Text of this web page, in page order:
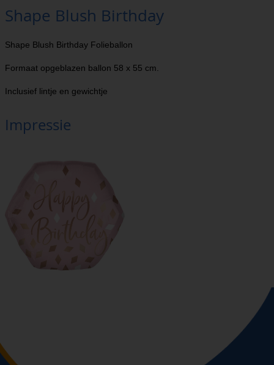
Shape Blush Birthday
Shape Blush Birthday Folieballon
Formaat opgeblazen ballon 58 x 55 cm.
Inclusief lintje en gewichtje
Impressie